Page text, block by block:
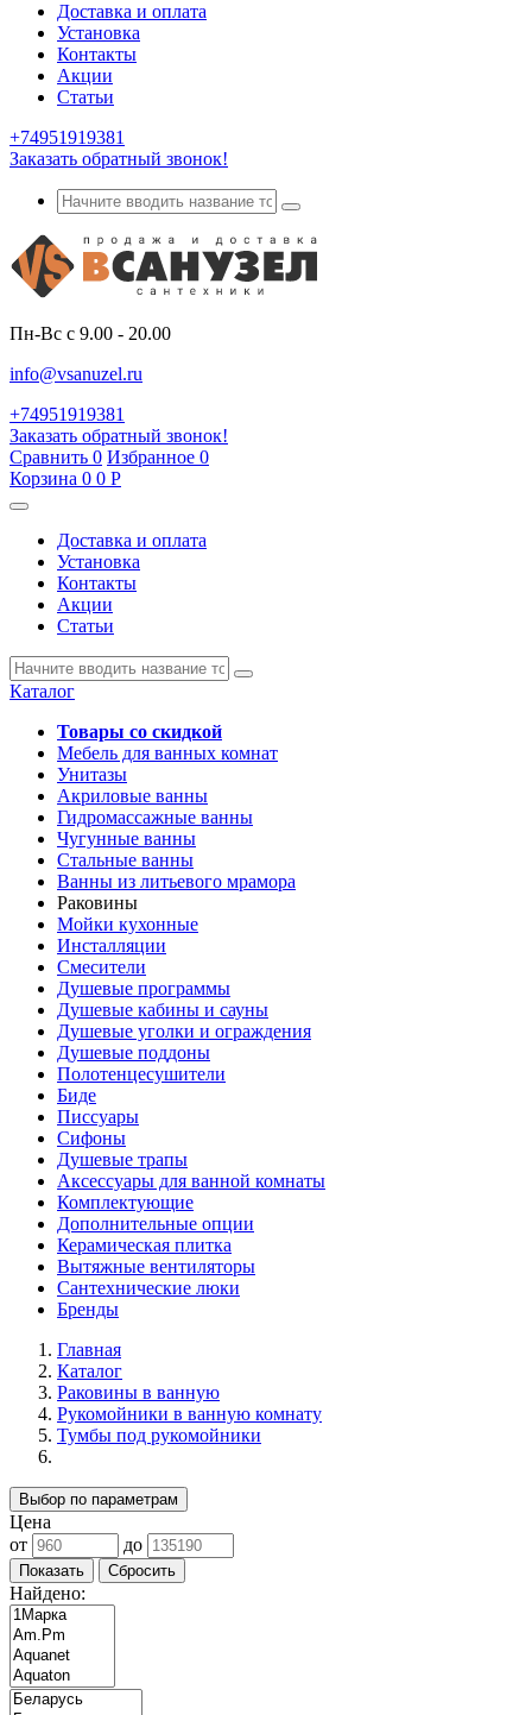
Доставка и оплата
Установка
Контакты
Акции
Статьи
+74951919381
Заказать обратный звонок!
Пн-Вс с 9.00 - 20.00
info@vsanuzel.ru
+74951919381
Заказать обратный звонок!
Сравнить 0 Избранное 0
Корзина 0 0 Р
Доставка и оплата
Установка
Контакты
Акции
Статьи
Каталог
Товары со скидкой
Мебель для ванных комнат
Унитазы
Акриловые ванны
Гидромассажные ванны
Чугунные ванны
Стальные ванны
Ванны из литьевого мрамора
Раковины
Мойки кухонные
Инсталляции
Смесители
Душевые программы
Душевые кабины и сауны
Душевые уголки и ограждения
Душевые поддоны
Полотенцесушители
Биде
Писсуары
Сифоны
Душевые трапы
Аксессуары для ванной комнаты
Комплектующие
Дополнительные опции
Керамическая плитка
Вытяжные вентиляторы
Сантехнические люки
Бренды
Главная
Каталог
Раковины в ванную
Рукомойники в ванную комнату
Тумбы под рукомойники
Выбор по параметрам
Цена
от
до
Найдено: